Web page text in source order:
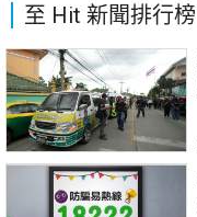
至 Hit 新聞排行榜